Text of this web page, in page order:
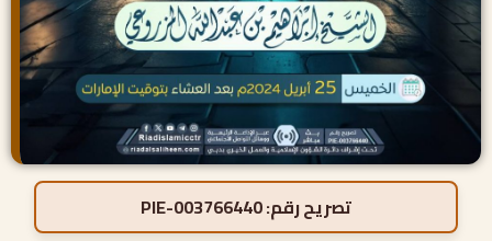
تصريح رقم:PIE-003766440